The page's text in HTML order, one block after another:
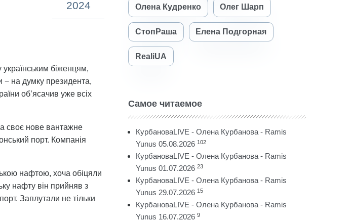
2024
українським біженцям,
− на думку президента,
об’ясачив уже всіх
своє нове вантажне
порт. Компанія
нафтою, хоча обіцяли
нафту він прийняв з
Заплутали не тільки
Олена Кудренко Олег Шарп
СтопРаша Елена Подгорная
RealiUA
Самое читаемое
КурбановаLIVE - Олена Курбанова - Ramis
Yunus 05.08.2026 102
КурбановаLIVE - Олена Курбанова - Ramis
Yunus 01.07.2026 23
КурбановаLIVE - Олена Курбанова - Ramis
Yunus 29.07.2026 15
КурбановаLIVE - Олена Курбанова - Ramis
Yunus 16.07.2026 9